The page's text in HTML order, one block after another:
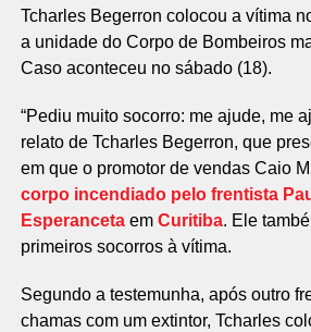
Tcharles Begerron colocou a vítima
a unidade do Corpo de Bombeiros
Caso aconteceu no sábado (18).
“Pediu muito socorro: me ajude, me
relato de Tcharles Begerron, que
em que o promotor de vendas Caio
corpo incendiado pelo frentista
Esperancetaem Curitiba. Ele
primeiros socorros à vítima.
Segundo a testemunha, após outro
chamas com um extintor, Tcharles